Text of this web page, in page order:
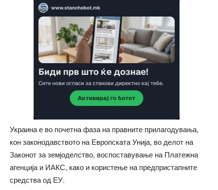
Украина е во почетна фаза на правните прилагодувања,
кон законодавството на Европската Унија, во делот на
Законот за земјоделство, воспоставување на Платежна
агенција и ИАКС, како и користење на предпристапните
средства од ЕУ.